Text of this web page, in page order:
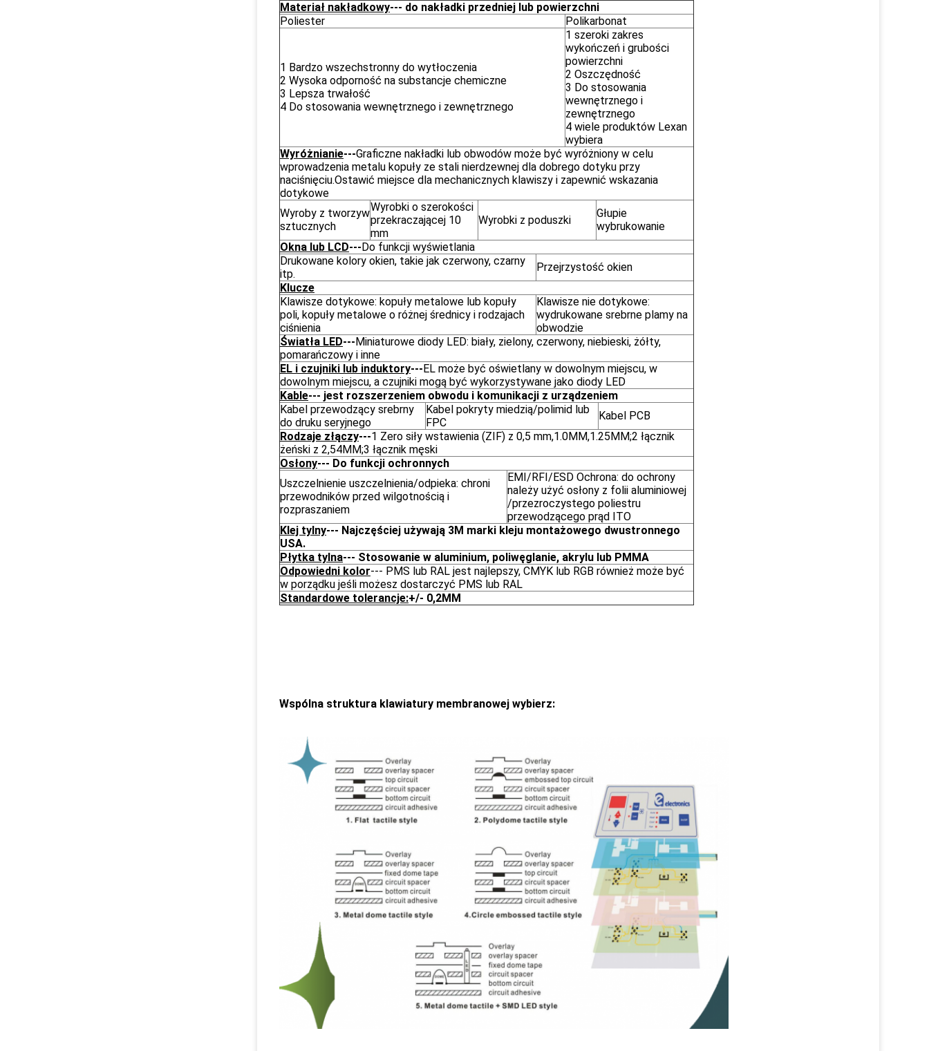
Materiał nakładkowy--- do nakładki przedniej lub powierzchni
Poliester
Polikarbonat
1 Bardzo wszechstronny do wytłoczenia
2 Wysoka odporność na substancje chemiczne
3 Lepsza trwałość
4 Do stosowania wewnętrznego i zewnętrznego
1 szeroki zakres
wykończeń i grubości
powierzchni
2 Oszczędność
3 Do stosowania
wewnętrznego i
zewnętrznego
4 wiele produktów Lexan
wybiera
Wyróżnianie---Graficzne nakładki lub obwodów może być wyróżniony w celu
wprowadzenia metalu kopuły ze stali nierdzewnej dla dobrego dotyku przy
naciśnięciu.Ostawić miejsce dla mechanicznych klawiszy i zapewnić wskazania
dotykowe
Wyroby z tworzyw
sztucznych
Wyrobki o szerokości
przekraczającej 10
mm
Wyrobki z poduszki
Głupie
wybrukowanie
Okna lub LCD---Do funkcji wyświetlania
Drukowane kolory okien, takie jak czerwony, czarny
itp.
Przejrzystość okien
Klucze
Klawisze dotykowe: kopuły metalowe lub kopuły
poli, kopuły metalowe o różnej średnicy i rodzajach
ciśnienia
Klawisze nie dotykowe:
wydrukowane srebrne plamy na
obwodzie
Światła LED---Miniaturowe diody LED: biały, zielony, czerwony, niebieski, żółty,
pomarańczowy i inne
EL i czujniki lub induktory---EL może być oświetlany w dowolnym miejscu, w
dowolnym miejscu, a czujniki mogą być wykorzystywane jako diody LED
Kable--- jest rozszerzeniem obwodu i komunikacji z urządzeniem
Kabel przewodzący srebrny
do druku seryjnego
Kabel pokryty miedzią/polimid lub
FPC
Kabel PCB
Rodzaje złączy---1 Zero siły wstawienia (ZIF) z 0,5 mm,1.0MM,1.25MM;2 łącznik
żeński z 2,54MM;3 łącznik męski
Osłony--- Do funkcji ochronnych
Uszczelnienie uszczelnienia/odpieka: chroni
przewodników przed wilgotnością i
rozpraszaniem
EMI/RFI/ESD Ochrona: do ochrony
należy użyć osłony z folii aluminiowej
/przezroczystego poliestru
przewodzącego prąd ITO
Klej tylny--- Najczęściej używają 3M marki kleju montażowego dwustronnego
USA.
Płytka tylna--- Stosowanie w aluminium, poliwęglanie, akrylu lub PMMA
Odpowiedni kolor--- PMS lub RAL jest najlepszy, CMYK lub RGB również może być
w porządku jeśli możesz dostarczyć PMS lub RAL
Standardowe tolerancje:+/- 0,2MM
Wspólna struktura klawiatury membranowej wybierz: